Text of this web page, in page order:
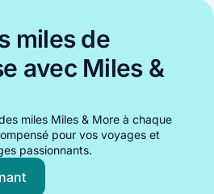
miles de
avec Miles &
miles Miles & More à chaque
pour vos voyages et
passionnants.